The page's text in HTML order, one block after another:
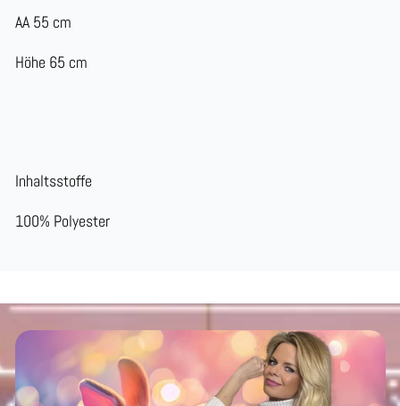
AA 55 cm
Höhe 65 cm
Inhaltsstoffe
100% Polyester